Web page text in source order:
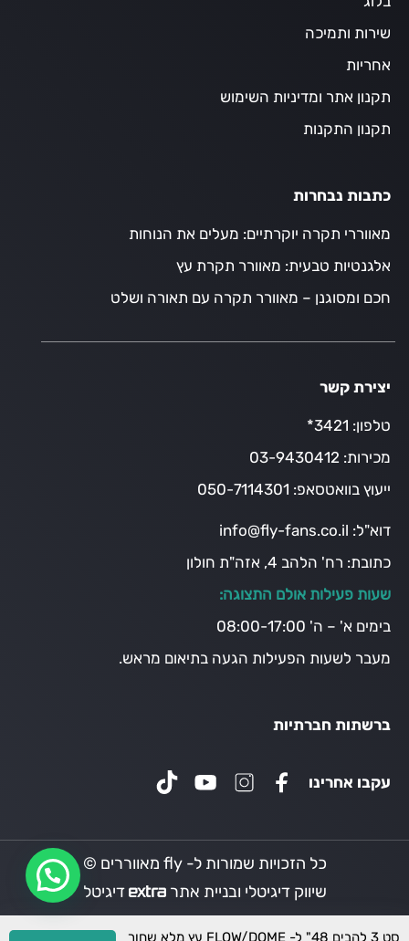
סט 3 להבים 48" ל- FLOW/DOME עץ מלא שחור
שירות ותמיכה
אחריות
תקנון אתר ומדיניות השימוש
תקנון התקנות
כתבות נבחרות
מאווררי תקרה יוקרתיים: מעלים את הנוחות
אלגנטיות טבעית: מאוורר תקרת עץ
חכם ומסוגנן – מאוורר תקרה עם תאורה ושלט
יצירת קשר
טלפון: 3421*
מכירות: 03-9430412
ייעוץ בוואטסאפ: 050-7114301
דוא"ל: info@fly-fans.co.il
כתובת: רח' הלהב 4, אזה"ת חולון
שעות פעילות אולם התצוגה:
בימים א' – ה' 08:00-17:00
מעבר לשעות הפעילות הגעה בתיאום מראש.
ברשתות חברתיות
עקבו אחרינו
כל הזכויות שמורות ל- fly מאווררים ©
שיווק דיגיטלי ובניית אתר
דיגיטל